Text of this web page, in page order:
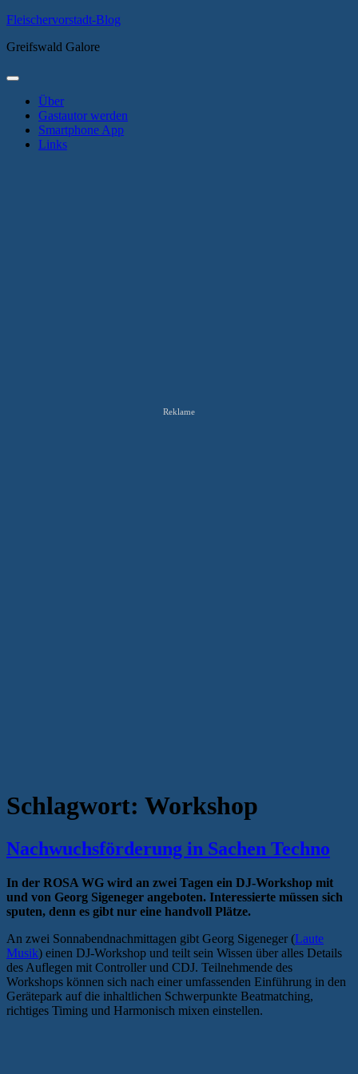
Zum
springen
Fleischervorstadt-Blog
Greifswald Galore
Primäres
Über
Gastautor werden
Smartphone App
Links
Reklame
Schlagwort: Workshop
Nachwuchsförderung in Sachen Techno
In der ROSA WG wird an zwei Tagen ein DJ-Workshop mit
und von Georg Sigeneger angeboten. Interessierte müssen sich
sputen, denn es gibt nur eine handvoll Plätze.
An zwei Sonnabendnachmittagen gibt Georg Sigeneger (Laute
Musik) einen DJ-Workshop und teilt sein Wissen über alles Details
des Auflegen mit Controller und CDJ. Teilnehmende des
Workshops können sich nach einer umfassenden Einführung in den
Gerätepark auf die inhaltlichen Schwerpunkte Beatmatching,
richtiges Timing und Harmonisch mixen einstellen.